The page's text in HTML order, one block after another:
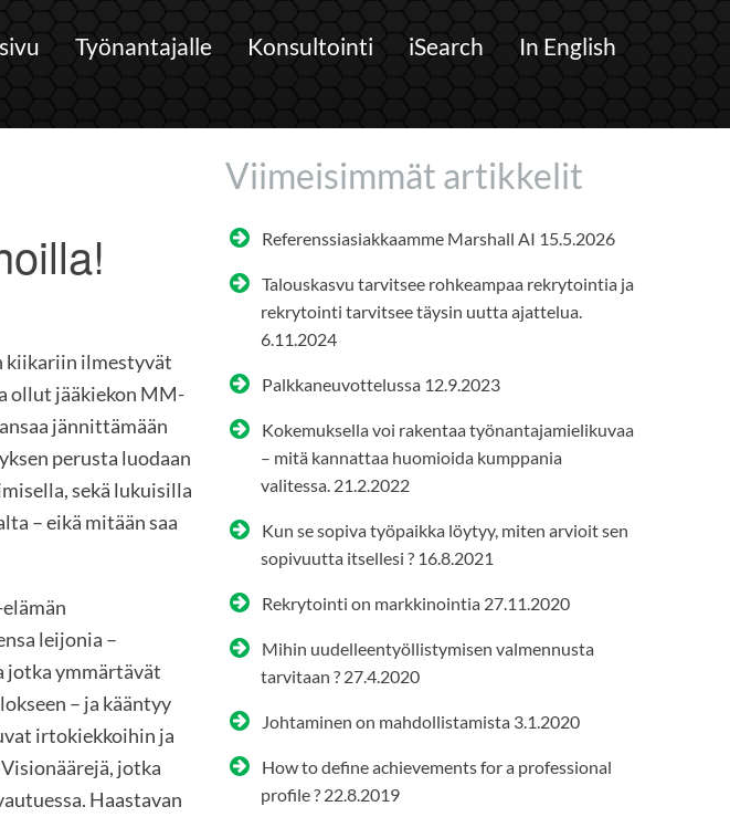
Työnantajalle Konsultointi iSearch In English
kiikariin ilmestyvät
ollut jääkiekon MM-
jännittämään
perusta luodaan
sekä lukuisilla
– eikä mitään saa
leijonia –
jotka ymmärtävät
– ja kääntyy
irtokiekkoihin ja
jotka
Haastavan
Viimeisimmät artikkelit
Referenssiasiakkaamme Marshall AI 15.5.2026
Talouskasvu tarvitsee rohkeampaa rekrytointia ja
rekrytointi tarvitsee täysin uutta ajattelua.
6.11.2024
Palkkaneuvottelussa 12.9.2023
Kokemuksella voi rakentaa työnantajamielikuvaa
– mitä kannattaa huomioida kumppania
valitessa. 21.2.2022
Kun se sopiva työpaikka löytyy, miten arvioit sen
sopivuutta itsellesi ? 16.8.2021
Rekrytointi on markkinointia 27.11.2020
Mihin uudelleentyöllistymisen valmennusta
tarvitaan ? 27.4.2020
Johtaminen on mahdollistamista 3.1.2020
How to define achievements for a professional
profile ? 22.8.2019